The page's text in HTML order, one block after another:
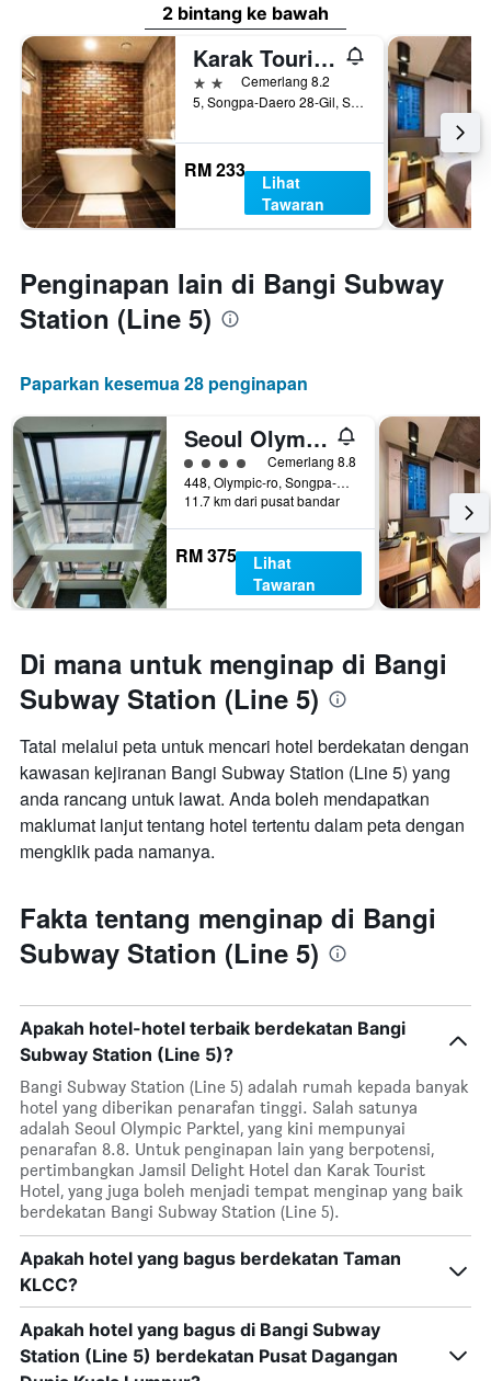
2 bintang ke bawah
Karak Tourist Hotel
2 bintangCemerlang 8.2
5, Songpa-Daero 28-Gil, Songpa-gu, Seoul, Korea Selatan
RM 233
Lihat
Tawaran
Penginapan lain di Bangi Subway
Station (Line 5)
Paparkan kesemua 28 penginapan
Seoul Olympic Parktel
penarafan kelas 4
Cemerlang 8.8
448, Olympic-ro, Songpa-gu, Seoul, Korea Selatan
11.7 km dari pusat bandar
RM 375
Lihat
Tawaran
Di mana untuk menginap di Bangi
Subway Station (Line 5)
Tatal melalui peta untuk mencari hotel berdekatan dengan
kawasan kejiranan Bangi Subway Station (Line 5) yang
anda rancang untuk lawat. Anda boleh mendapatkan
maklumat lanjut tentang hotel tertentu dalam peta dengan
mengklik pada namanya.
Fakta tentang menginap di Bangi
Subway Station (Line 5)
Apakah hotel-hotel terbaik berdekatan Bangi
Subway Station (Line 5)?
Bangi Subway Station (Line 5) adalah rumah kepada banyak
hotel yang diberikan penarafan tinggi. Salah satunya
adalah Seoul Olympic Parktel, yang kini mempunyai
penarafan 8.8. Untuk penginapan lain yang berpotensi,
pertimbangkan Jamsil Delight Hotel dan Karak Tourist
Hotel, yang juga boleh menjadi tempat menginap yang baik
berdekatan Bangi Subway Station (Line 5).
Apakah hotel yang bagus berdekatan Taman
KLCC?
Apakah hotel yang bagus di Bangi Subway
Station (Line 5) berdekatan Pusat Dagangan